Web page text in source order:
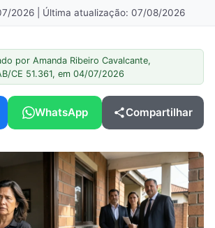
2026 | Última atualização: 07/08/2026
por Amanda Ribeiro Cavalcante,
CE 51.361, em 04/07/2026
WhatsApp Compartilhar